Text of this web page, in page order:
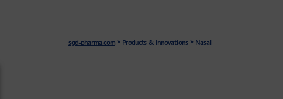
sgd-pharma.com » Products & Innovations » Nasal